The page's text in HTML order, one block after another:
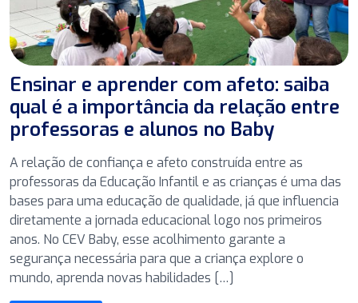
Ensinar e aprender com afeto: saiba
qual é a importância da relação entre
professoras e alunos no Baby
A relação de confiança e afeto construída entre as
professoras da Educação Infantil e as crianças é uma das
bases para uma educação de qualidade, já que influencia
diretamente a jornada educacional logo nos primeiros
anos. No CEV Baby, esse acolhimento garante a
segurança necessária para que a criança explore o
mundo, aprenda novas habilidades […]